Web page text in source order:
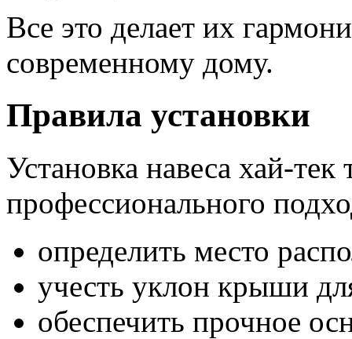
Все это делает их
современному дому.
Правила установки
Установка навеса хай-тек
профессионального
определить место
учесть уклон крыши
обеспечить прочное